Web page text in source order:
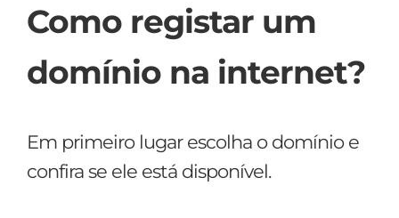
Como registar um
domínio na internet?
Em primeiro lugar escolha o domínio e
confira se ele está disponível.